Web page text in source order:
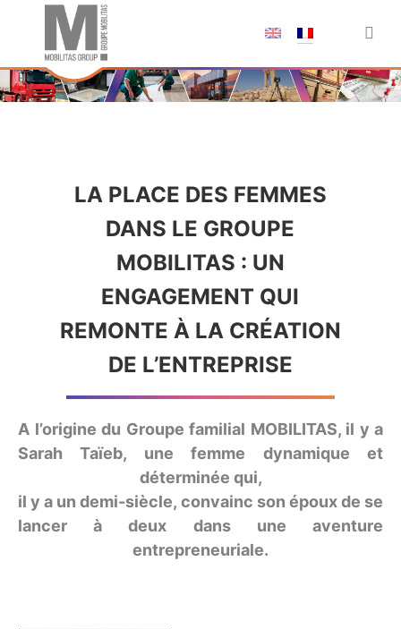
LA PLACE DES FEMMES
DANS LE GROUPE
MOBILITAS : UN
ENGAGEMENT QUI
REMONTE À LA CRÉATION
DE L’ENTREPRISE
A l’origine du Groupe familial MOBILITAS, il y a
Sarah Taïeb, une femme dynamique et
déterminée qui,
il y a un demi-siècle, convainc son époux de se
lancer à deux dans une aventure
entrepreneuriale.